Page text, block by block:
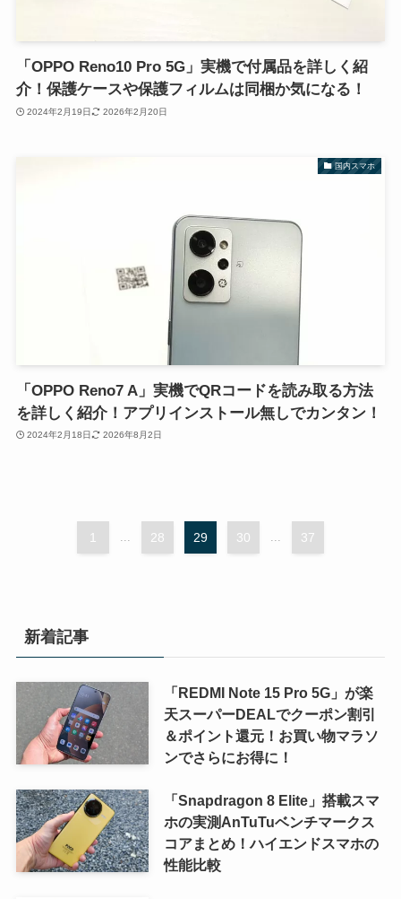
「OPPO Reno10 Pro 5G」実機で付属品を詳しく紹
介！保護ケースや保護フィルムは同梱か気になる！
2024年2月19日 2026年2月20日
国内スマホ
「OPPO Reno7 A」実機でQRコードを読み取る方法
を詳しく紹介！アプリインストール無しでカンタン！
2024年2月18日 2026年8月2日
1 28 29 30 37
新着記事
「REDMI Note 15 Pro 5G」が楽
天スーパーDEALでクーポン割引
＆ポイント還元！お買い物マラソ
ンでさらにお得に！
「Snapdragon 8 Elite」搭載スマ
ホの実測AnTuTuベンチマークス
コアまとめ！ハイエンドスマホの
性能比較